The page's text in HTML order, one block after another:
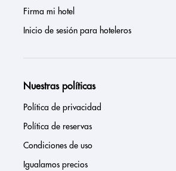
Firma mi hotel
Inicio de sesión para hoteleros
Nuestras políticas
Política de privacidad
Política de reservas
Condiciones de uso
Igualamos precios